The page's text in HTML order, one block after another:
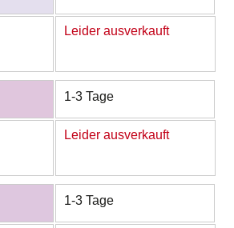
Leider ausverkauft
1-3 Tage
Leider ausverkauft
1-3 Tage